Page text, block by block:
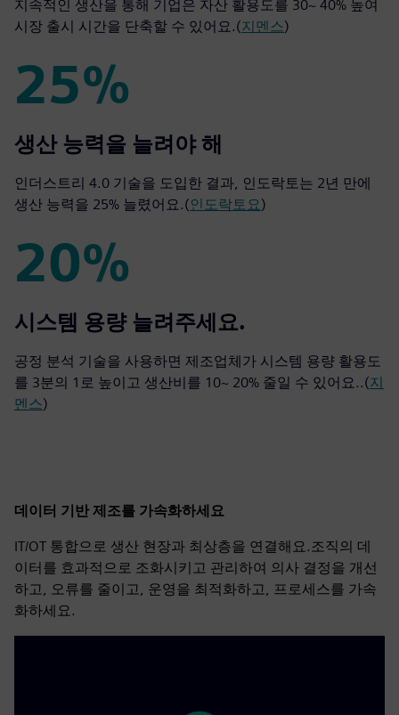
지속적인 생산을 통해 기업은 자산 활용도를 30~ 40% 높여
시장 출시 시간을 단축할 수 있어요.(지멘스)
25%
25%
생산 능력을 늘려야 해
인더스트리 4.0 기술을 도입한 결과, 인도락토는 2년 만에
생산 능력을 25% 늘렸어요.(인도락토요)
20%
20%
시스템 용량 늘려주세요.
공정 분석 기술을 사용하면 제조업체가 시스템 용량 활용도
를 3분의 1로 높이고 생산비를 10~ 20% 줄일 수 있어요..(지
멘스)
데이터 기반 제조를 가속화하세요
IT/OT 통합으로 생산 현장과 최상층을 연결해요.조직의 데
이터를 효과적으로 조화시키고 관리하여 의사 결정을 개선
하고, 오류를 줄이고, 운영을 최적화하고, 프로세스를 가속
화하세요.